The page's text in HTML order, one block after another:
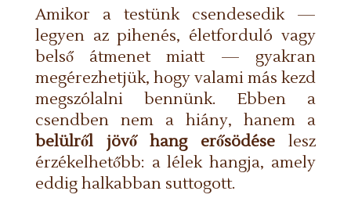
Amikor a testünk csendesedik —
legyen az pihenés, életforduló vagy
belső átmenet miatt — gyakran
megérezhetjük, hogy valami más kezd
megszólalni bennünk. Ebben a
csendben nem a hiány, hanem a
belülről jövő hang erősödése lesz
érzékelhetőbb: a lélek hangja, amely
eddig halkabban suttogott.